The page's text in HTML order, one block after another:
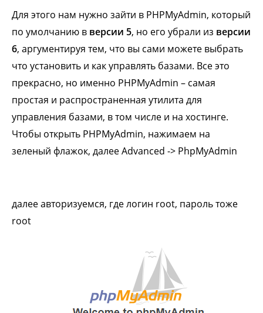
Для этого нам нужно зайти в PHPMyAdmin, который
по умолчанию в версии 5, но его убрали из версии
6, аргументируя тем, что вы сами можете выбрать
что установить и как управлять базами. Все это
прекрасно, но именно PHPMyAdmin – самая
простая и распространенная утилита для
управления базами, в том числе и на хостинге.
Чтобы открыть PHPMyAdmin, нажимаем на
зеленый флажок, далее Advanced -> PhpMyAdmin
далее авторизуемся, где логин root, пароль тоже
root